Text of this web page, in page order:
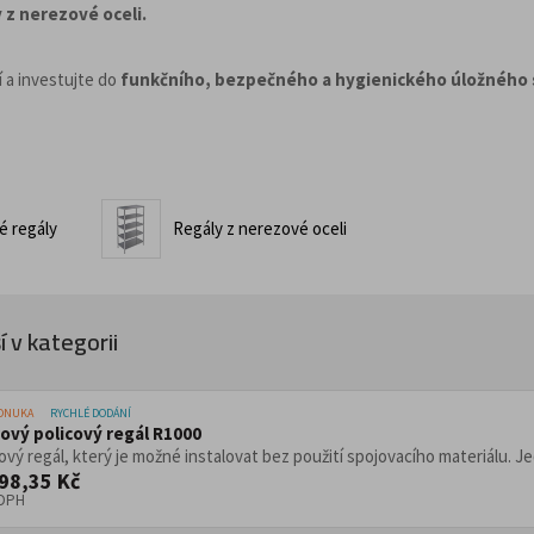
lehátka a postele
Infuzní stojany
regály
do obchodu
provozy
Židle pro gastro a
nerezové oceli.
a investujte do funkčního, bezpečného a hygienického úložného
regály Regály z nerezové oceli
v kategorii
RYCHLÉ DODÁNÍ
policový regál R1000
regál, který je možné instalovat bez použití spojovacího materiálu.
Kč